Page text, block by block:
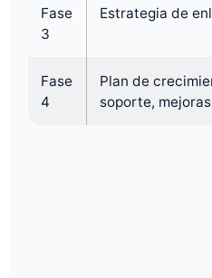
Fase
3
Estrategia de
Fase
4
Plan de
soporte, mejoras